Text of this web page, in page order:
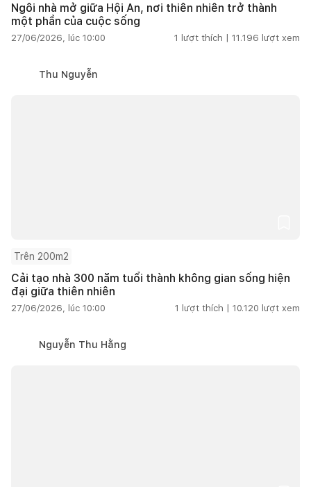
Ngôi nhà mở giữa Hội An, nơi thiên nhiên trở thành
một phần của cuộc sống
27/06/2026, lúc 10:00 1 lượt thích | 11.196 lượt xem
Thu Nguyễn
Trên 200m2
Cải tạo nhà 300 năm tuổi thành không gian sống hiện
đại giữa thiên nhiên
27/06/2026, lúc 10:00 1 lượt thích | 10.120 lượt xem
Nguyễn Thu Hằng